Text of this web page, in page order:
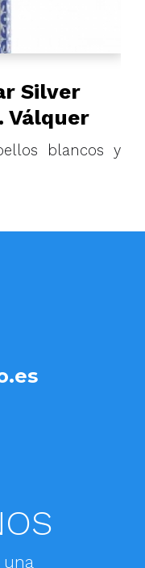
Silver
Válquer
blancos y